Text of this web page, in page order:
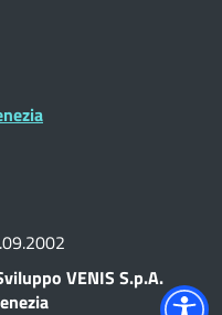
VENIS S.p.A.